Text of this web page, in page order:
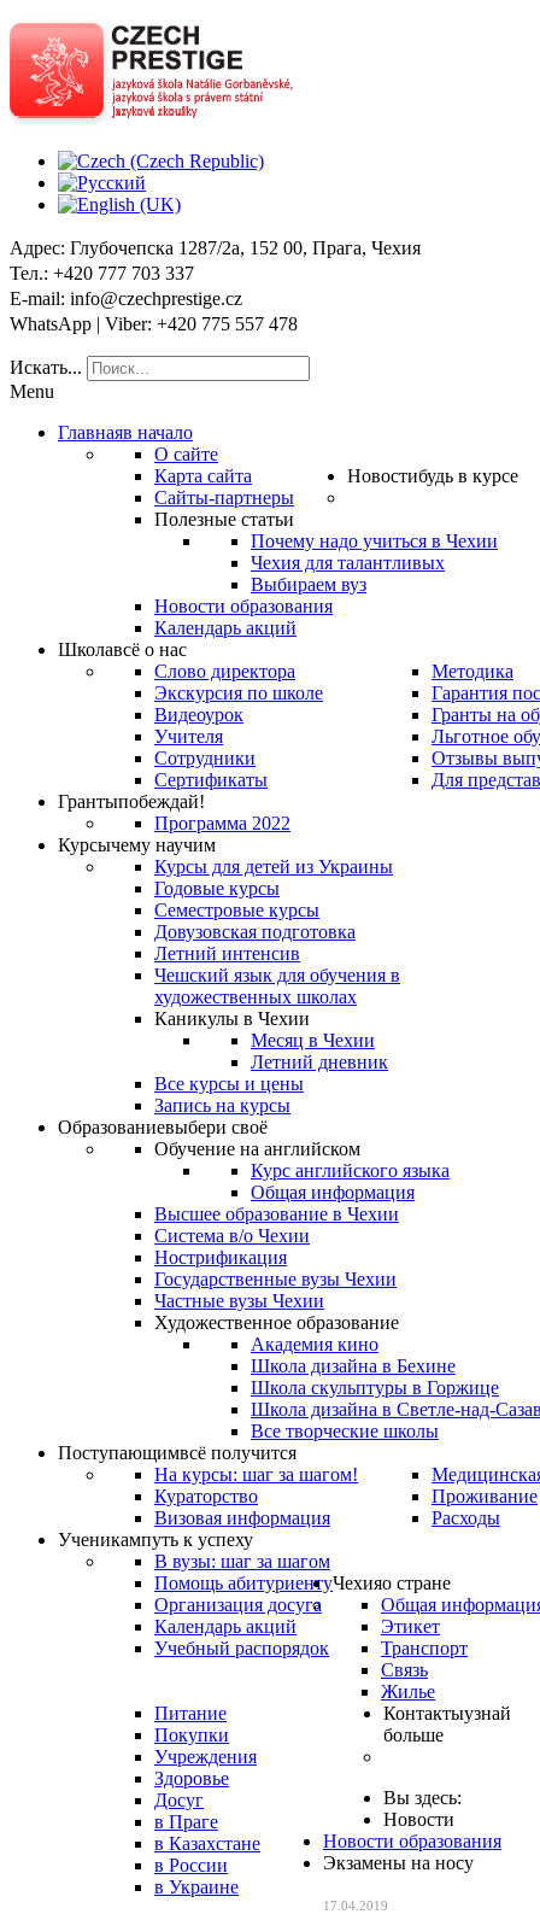
Адрес: Глубочепска 1287/2a, 152 00, Прага, Чехия
Тел.: +420 777 703 337
E-mail: info@czechprestige.cz
WhatsApp | Viber: +420 775 557 478
Искать...
Menu
Главнаяв начало
О сайте
Карта сайта
Сайты-партнеры
Новостибудь в курсе
Полезные статьи
Почему надо учиться в Чехии
Чехия для талантливых
Выбираем вуз
Новости образования
Календарь акций
Школавсё о нас
Слово директора
Экскурсия по школе
Видеоурок
Учителя
Сотрудники
Сертификаты
Методика
Гарантия
Гранты на
Льготное
Отзывы
Для
Грантыпобеждай!
Программа 2022
Курсычему научим
Курсы для детей из Украины
Годовые курсы
Семестровые курсы
Довузовская подготовка
Летний интенсив
Чешский язык для обучения в
художественных школах
Каникулы в Чехии
Месяц в Чехии
Летний дневник
Все курсы и цены
Запись на курсы
Образованиевыбери своё
Обучение на английском
Курс английского языка
Общая информация
Высшее образование в Чехии
Система в/о Чехии
Нострификация
Государственные вузы Чехии
Частные вузы Чехии
Художественное образование
Академия кино
Школа дизайна в Бехине
Школа скульптуры в Горжице
Школа дизайна в Светле-над-
Все творческие школы
Поступающимвсё получится
На курсы: шаг за шагом!
Кураторство
Визовая информация
Проживание
Расходы
Ученикампуть к успеху
В вузы: шаг за шагом
Помощь абитуриенту
Организация досуга
Календарь акций
Учебный распорядок
Чехияо стране
Общая
Этикет
Транспорт
Связь
Жилье
Питание
Покупки
Учреждения
Здоровье
Досуг
Контактыузнай
больше
в Праге
в Казахстане
в России
в Украине
Вы здесь:
Новости
Новости образования
Экзамены на носу
17.04.2019